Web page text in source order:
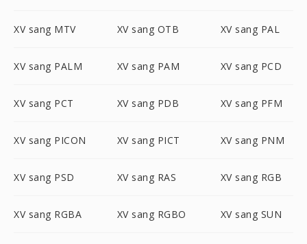
XV sang MTV XV sang OTB XV sang PAL
XV sang PALM XV sang PAM XV sang PCD
XV sang PCT XV sang PDB XV sang PFM
XV sang PICON XV sang PICT XV sang PNM
XV sang PSD XV sang RAS XV sang RGB
XV sang RGBA XV sang RGBO XV sang SUN